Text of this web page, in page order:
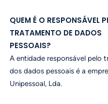
QUEM É O RESPONSÁVEL
TRATAMENTO DE DADOS
PESSOAIS?
A entidade responsável pelo
dos dados pessoais é a
Unipessoal, Lda.